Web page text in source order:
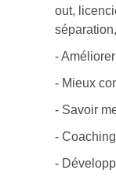
out,
séparation,
-
- Mieux
- Savoir
-
-